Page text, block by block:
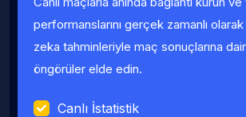
Fauller Ortalama
performanslarını gerçek zamanlı
zeka tahminleriyle maç sonuçlarına
öngörüler elde edin.
Canlı İstatistik